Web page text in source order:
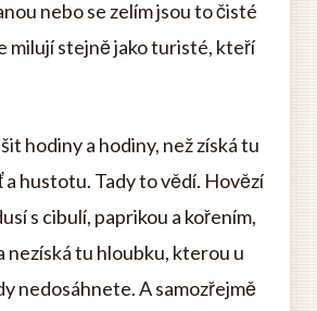
nebo se zelím jsou to čisté
milují stejně jako turisté, kteří
hodiny a hodiny, než získá tu
a hustotu. Tady to vědí. Hovězí
s cibulí, paprikou a kořením,
nezíská tu hloubku, kterou u
nedosáhnete. A samozřejmě